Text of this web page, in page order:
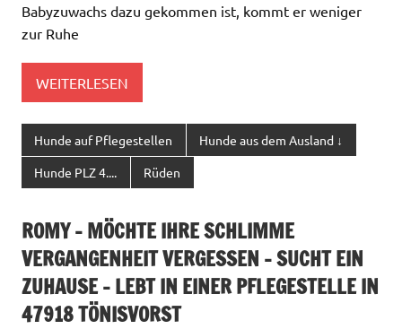
Babyzuwachs dazu gekommen ist, kommt er weniger
zur Ruhe
WEITERLESEN
Hunde auf Pflegestellen Hunde aus dem Ausland ↓
Hunde PLZ 4.... Rüden
ROMY – MÖCHTE IHRE SCHLIMME
VERGANGENHEIT VERGESSEN – SUCHT EIN
ZUHAUSE – LEBT IN EINER PFLEGESTELLE IN
47918 TÖNISVORST